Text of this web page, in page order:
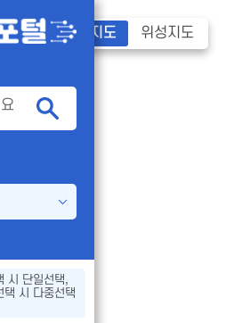
시 단일선택,
택 시 다중선택
기본지도 위성지도